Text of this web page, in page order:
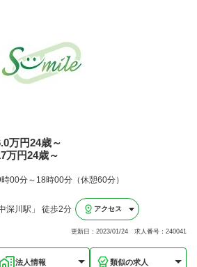
万円24歳～
万円24歳～
00分～18時00分（休憩60分）
深川駅」 徒歩2分 アクセス
更新日：2023/01/24 求人番号：240041
法人情報 類似の求人